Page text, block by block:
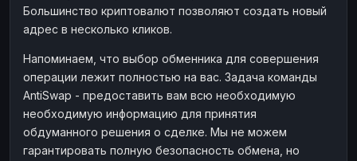
Большинство криптовалют позволяют создать новый
адрес в несколько кликов.
Напоминаем, что выбор обменника для совершения
операции лежит полностью на вас. Задача команды
AntiSwap - предоставить вам всю необходимую
необходимую информацию для принятия
обдуманного решения о сделке. Мы не можем
гарантировать полную безопасность обмена, но